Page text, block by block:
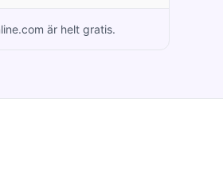
är helt gratis.